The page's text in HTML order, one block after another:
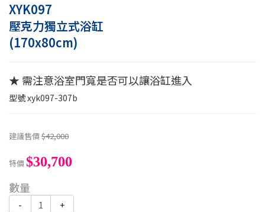
XYK097
壓克力獨立式浴缸
(170x80cm)
★ 需注意浴室門寬是否可以讓浴缸進入
型號xyk097-307b
建議售價$42,000
特價$30,700
數量
- +